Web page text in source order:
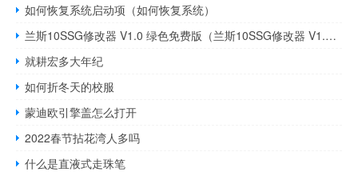
如何恢复系统启动项（如何恢复系统）
兰斯10SSG修改器 V1.0 绿色免费版（兰斯10SSG修改器 V1.0 绿色免费版功能简介）
就耕宏多大年纪
如何折冬天的校服
蒙迪欧引擎盖怎么打开
2022春节拈花湾人多吗
什么是直液式走珠笔